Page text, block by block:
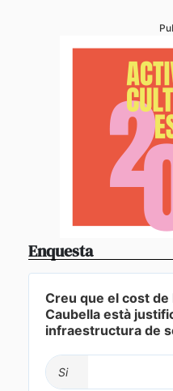
Enquesta
Creu que el cost de
Caubella està
infraestructura de
Si